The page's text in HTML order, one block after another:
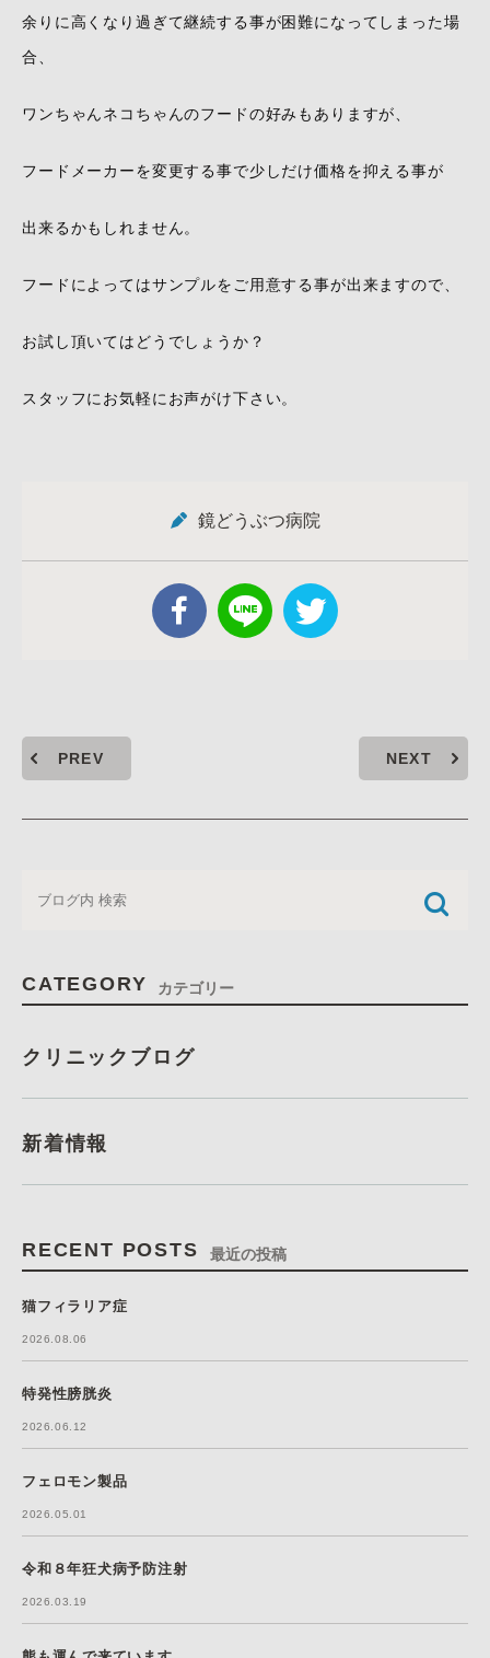
余りに高くなり過ぎて継続する事が困難になってしまった場
合、
ワンちゃんネコちゃんのフードの好みもありますが、
フードメーカーを変更する事で少しだけ価格を抑える事が
出来るかもしれません。
フードによってはサンプルをご用意する事が出来ますので、
お試し頂いてはどうでしょうか？
スタッフにお気軽にお声がけ下さい。
鏡どうぶつ病院
PREV NEXT
CATEGORY カテゴリー
クリニックブログ
新着情報
RECENT POSTS 最近の投稿
猫フィラリア症
2026.08.06
特発性膀胱炎
2026.06.12
フェロモン製品
2026.05.01
令和８年狂犬病予防注射
2026.03.19